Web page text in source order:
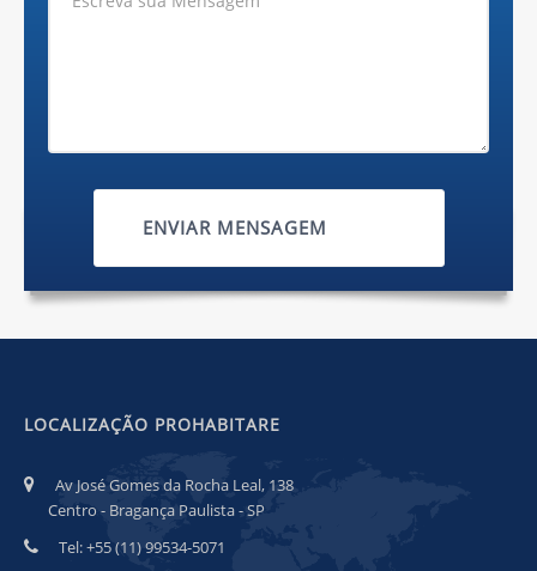
ENVIAR MENSAGEM
LOCALIZAÇÃO PROHABITARE
Av José Gomes da Rocha Leal, 138
Centro - Bragança Paulista - SP
Tel: +55 (11) 99534-5071